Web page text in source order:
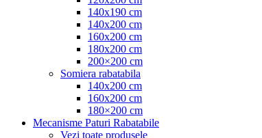
140x190 cm
140x200 cm
160x200 cm
180x200 cm
200×200 cm
Somiera rabatabila
140x200 cm
160x200 cm
180×200 cm
Mecanisme Paturi Rabatabile
Vezi toate produsele